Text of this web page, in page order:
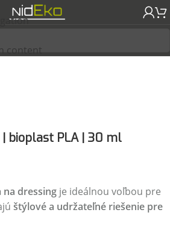
content
bioplast PLA | 30 ml
na dressing je ideálnou voľbou pre
štýlové a udržateľné riešenie pre